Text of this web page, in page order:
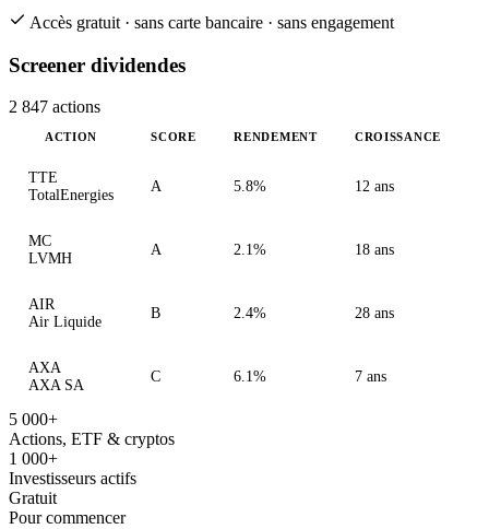
Accès gratuit · sans carte bancaire · sans engagement
Screener dividendes
2 847 actions
ACTION SCORE RENDEMENT CROISSANCE
TTE
TotalEnergies
A 5.8% 12 ans
MC
LVMH
A 2.1% 18 ans
AIR
Air Liquide
B 2.4% 28 ans
AXA
AXA SA
C 6.1% 7 ans
5 000+
Actions, ETF & cryptos
1 000+
Investisseurs actifs
Gratuit
Pour commencer